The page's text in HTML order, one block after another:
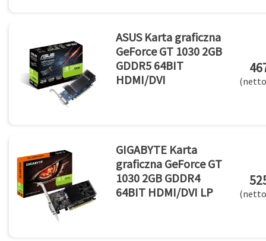
ASUS Karta graficzna
GeForce GT 1030 2GB
GDDR5 64BIT
HDMI/DVI
GIGABYTE Karta
graficzna GeForce GT
1030 2GB GDDR4
64BIT HDMI/DVI LP